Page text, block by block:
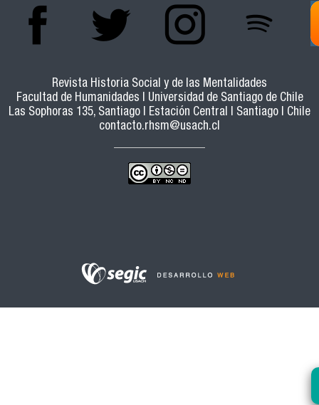
Revista Historia Social y de las Mentalidades
Facultad de Humanidades | Universidad de Santiago de Chile
Las Sophoras 135, Santiago | Estación Central | Santiago | Chile
contacto.rhsm@usach.cl